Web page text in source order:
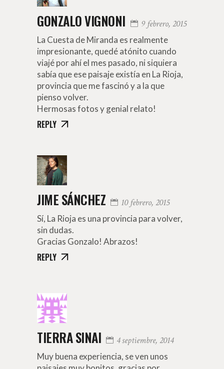
GONZALO VIGNONI 9 febrero, 2015
La Cuesta de Miranda es realmente
impresionante, quedé atónito cuando
viajé por ahí el mes pasado, ni siquiera
sabía que ese paisaje existía en La Rioja,
provincia que me fascinó y a la que
pienso volver.
Hermosas fotos y genial relato!
REPLY
JIME SÁNCHEZ 10 febrero, 2015
Sí, La Rioja es una provincia para volver,
sin dudas.
Gracias Gonzalo! Abrazos!
REPLY
TIERRA SINAI 4 septiembre, 2014
Muy buena experiencia, se ven unos